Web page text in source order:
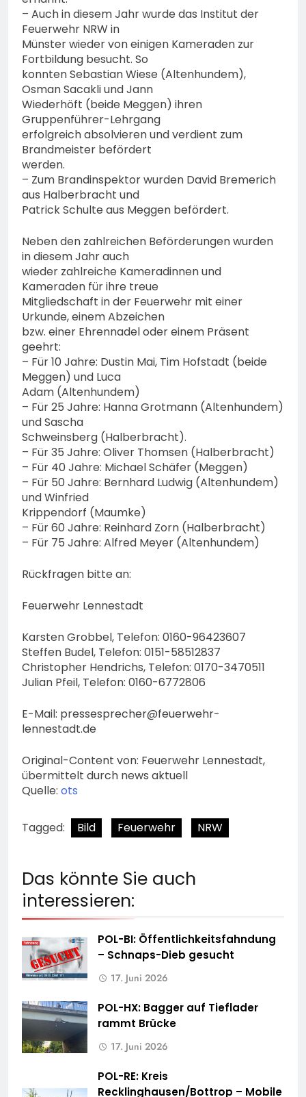
– Auch in diesem Jahr wurde das Institut der
Feuerwehr NRW in
Münster wieder von einigen Kameraden zur
Fortbildung besucht. So
konnten Sebastian Wiese (Altenhundem),
Osman Sacakli und Jann
Wiederhöft (beide Meggen) ihren
Gruppenführer-Lehrgang
erfolgreich absolvieren und verdient zum
Brandmeister befördert
werden.
– Zum Brandinspektor wurden David Bremerich
aus Halberbracht und
Patrick Schulte aus Meggen befördert.
Neben den zahlreichen Beförderungen wurden
in diesem Jahr auch
wieder zahlreiche Kameradinnen und
Kameraden für ihre treue
Mitgliedschaft in der Feuerwehr mit einer
Urkunde, einem Abzeichen
bzw. einer Ehrennadel oder einem Präsent
geehrt:
– Für 10 Jahre: Dustin Mai, Tim Hofstadt (beide
Meggen) und Luca
Adam (Altenhundem)
– Für 25 Jahre: Hanna Grotmann (Altenhundem)
und Sascha
Schweinsberg (Halberbracht).
– Für 35 Jahre: Oliver Thomsen (Halberbracht)
– Für 40 Jahre: Michael Schäfer (Meggen)
– Für 50 Jahre: Bernhard Ludwig (Altenhundem)
und Winfried
Krippendorf (Maumke)
– Für 60 Jahre: Reinhard Zorn (Halberbracht)
– Für 75 Jahre: Alfred Meyer (Altenhundem)
Rückfragen bitte an:
Feuerwehr Lennestadt
Karsten Grobbel, Telefon: 0160-96423607
Steffen Budel, Telefon: 0151-58512837
Christopher Hendrichs, Telefon: 0170-3470511
Julian Pfeil, Telefon: 0160-6772806
E-Mail: pressesprecher@feuerwehr-
lennestadt.de
Original-Content von: Feuerwehr Lennestadt,
übermittelt durch news aktuell
Quelle: ots
Tagged: Bild Feuerwehr NRW
Das könnte Sie auch
interessieren:
POL-BI: Öffentlichkeitsfahndung
– Schnaps-Dieb gesucht
17. Juni 2026
POL-HX: Bagger auf Tieflader
rammt Brücke
17. Juni 2026
POL-RE: Kreis
Recklinghausen/Bottrop – Mobile